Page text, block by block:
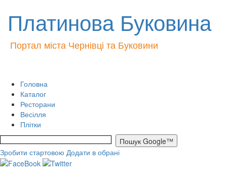
Платинова Буковина
Портал міста Чернівці та Буковини
Головна
Каталог
Ресторани
Весілля
Плітки
Зробити стартовою Додати в обрані